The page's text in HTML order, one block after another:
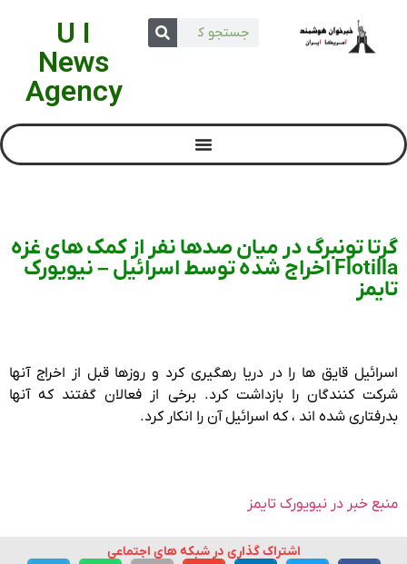
U I
News
Agency
گرتا تونبرگ در میان صدها نفر از کمک های غزه
Flotilla اخراج شده توسط اسرائیل – نیویورک
تایمز
اسرائیل قایق ها را در دریا رهگیری کرد و روزها قبل از اخراج آنها
شرکت کنندگان را بازداشت کرد. برخی از فعالان گفتند که آنها
بدرفتاری شده اند ، که اسرائیل آن را انکار کرد.
منبع خبر در نیویورک تایمز
اشتراک گذاری در شبکه های اجتماعی